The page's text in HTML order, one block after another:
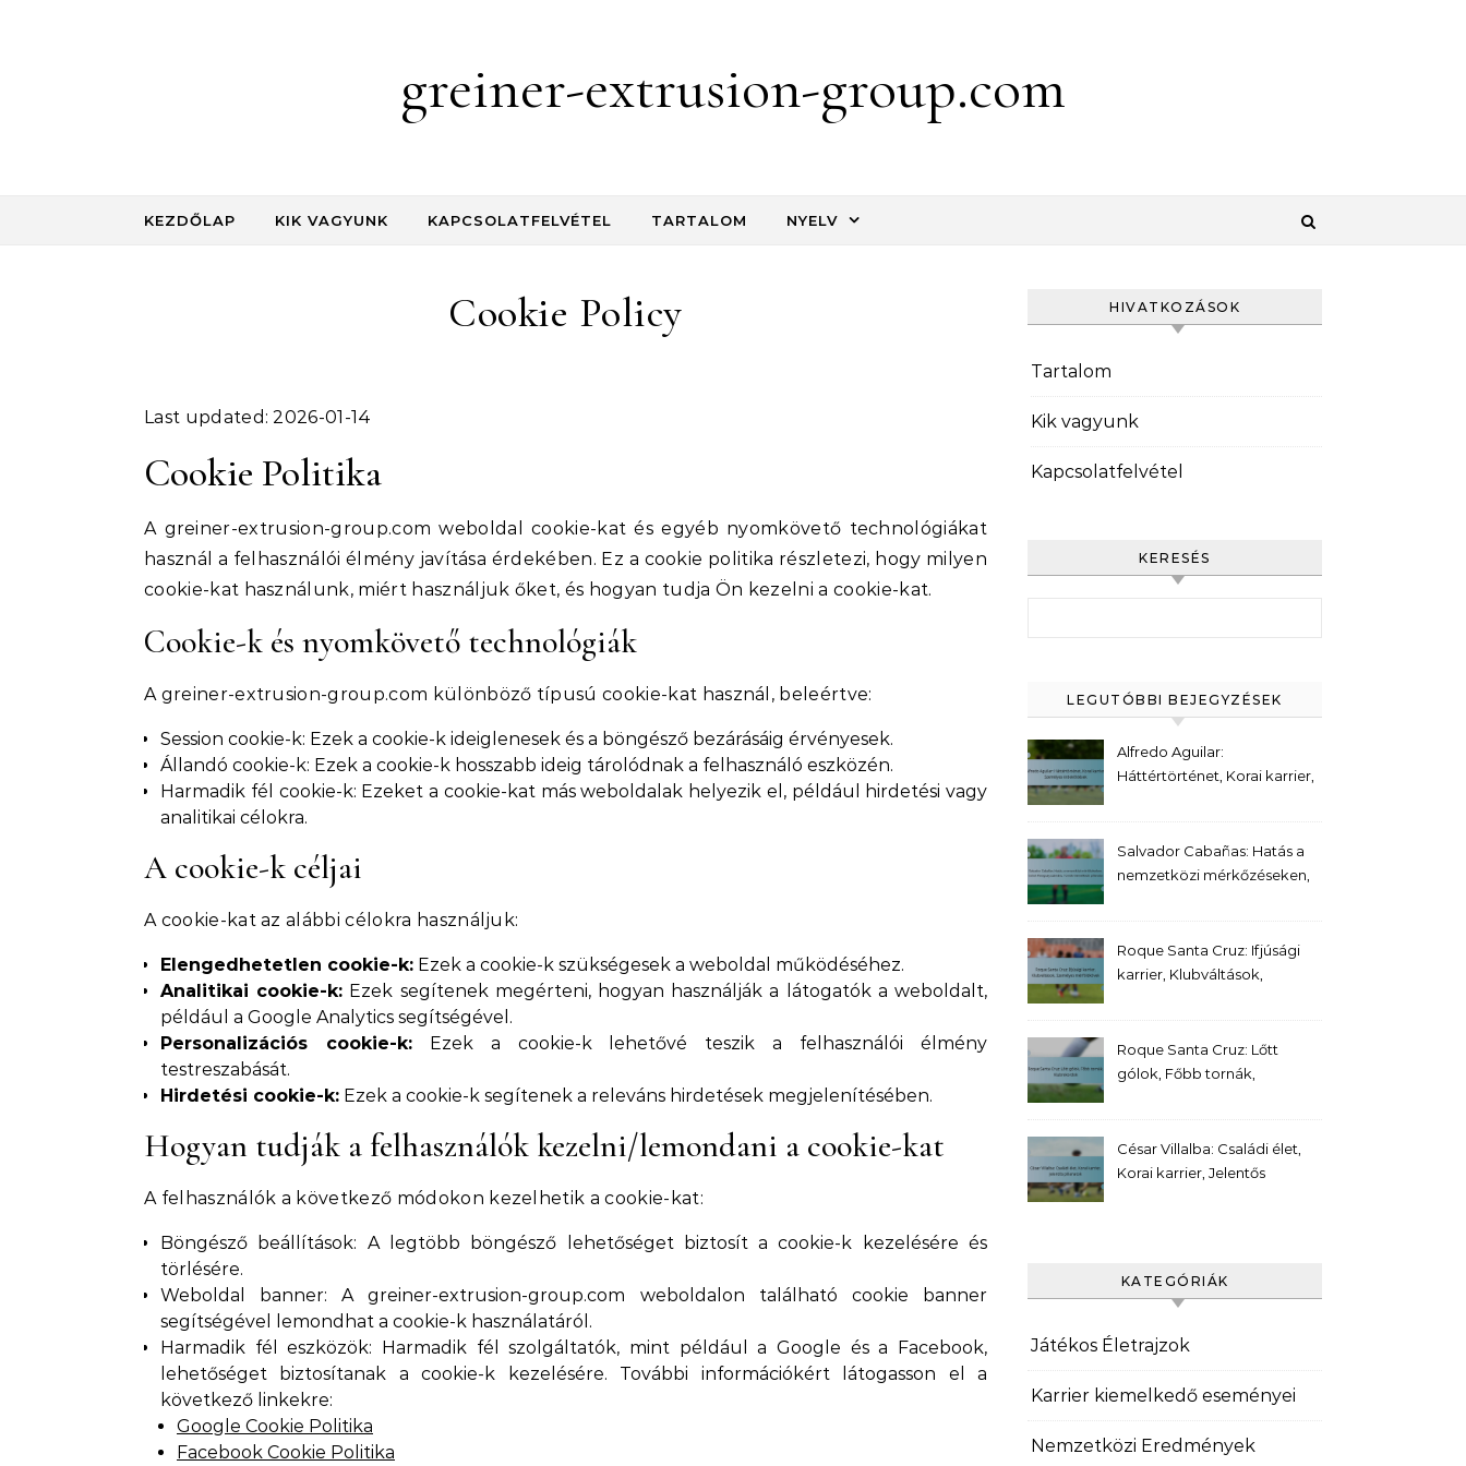
greiner-extrusion-group.com
KEZDŐLAP KIK VAGYUNK KAPCSOLATFELVÉTEL TARTALOM NYELV
Cookie Policy
Last updated: 2026-01-14
Cookie Politika
A greiner-extrusion-group.com weboldal cookie-kat és egyéb nyomkövető technológiákat
használ a felhasználói élmény javítása érdekében. Ez a cookie politika részletezi, hogy milyen
cookie-kat használunk, miért használjuk őket, és hogyan tudja Ön kezelni a cookie-kat.
Cookie-k és nyomkövető technológiák
A greiner-extrusion-group.com különböző típusú cookie-kat használ, beleértve:
Session cookie-k: Ezek a cookie-k ideiglenesek és a böngésző bezárásáig érvényesek.
Állandó cookie-k: Ezek a cookie-k hosszabb ideig tárolódnak a felhasználó eszközén.
Harmadik fél cookie-k: Ezeket a cookie-kat más weboldalak helyezik el, például hirdetési vagy
analitikai célokra.
A cookie-k céljai
A cookie-kat az alábbi célokra használjuk:
Elengedhetetlen cookie-k: Ezek a cookie-k szükségesek a weboldal működéséhez.
Analitikai cookie-k: Ezek segítenek megérteni, hogyan használják a látogatók a weboldalt,
például a Google Analytics segítségével.
Personalizációs cookie-k:Ezek a cookie-k lehetővé teszik a felhasználói élmény
testreszabását.
Hirdetési cookie-k: Ezek a cookie-k segítenek a releváns hirdetések megjelenítésében.
Hogyan tudják a felhasználók kezelni/lemondani a cookie-kat
A felhasználók a következő módokon kezelhetik a cookie-kat:
Böngésző beállítások: A legtöbb böngésző lehetőséget biztosít a cookie-k kezelésére és
törlésére.
Weboldal banner: A greiner-extrusion-group.com weboldalon található cookie banner
segítségével lemondhat a cookie-k használatáról.
Harmadik fél eszközök: Harmadik fél szolgáltatók, mint például a Google és a Facebook,
lehetőséget biztosítanak a cookie-k kezelésére. További információkért látogasson el a
következő linkekre:
Google Cookie Politika
Facebook Cookie Politika
HIVATKOZÁSOK
Tartalom
Kik vagyunk
Kapcsolatfelvétel
KERESÉS
LEGUTÓBBI BEJEGYZÉSEK
Alfredo Aguilar:
Háttértörténet, Korai karrier,
Salvador Cabañas: Hatás a
nemzetközi mérkőzéseken,
Roque Santa Cruz: Ifjúsági
karrier, Klubváltások,
Roque Santa Cruz: Lőtt
gólok, Főbb tornák,
César Villalba: Családi élet,
Korai karrier, Jelentős
KATEGÓRIÁK
Játékos Életrajzok
Karrier kiemelkedő eseményei
Nemzetközi Eredmények